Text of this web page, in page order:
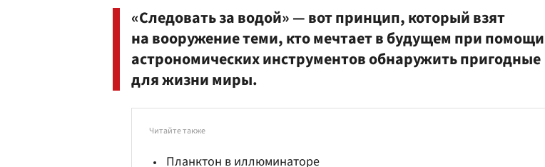
«Следовать за водой» — вот принцип, который взят
на вооружение теми, кто мечтает в будущем при
астрономических инструментов обнаружить пригодные
для жизни миры.
Читайте также
Планктон в иллюминаторе